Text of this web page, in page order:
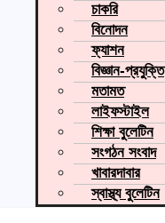
চাকরি
বিনোদন
ফ্যাশন
বিজ্ঞান-প্রযুক্তি
মতামত
লাইফস্টাইল
শিক্ষা বুলেটিন
সংগঠন সংবাদ
খাবারদাবার
স্বাস্থ্য বুলেটিন